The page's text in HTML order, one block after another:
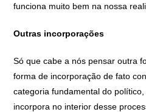
funciona muito bem na nossa
Outras incorporações
Só que cabe a nós pensar outra
forma de incorporação de fato
categoria fundamental do
incorpora no interior desse